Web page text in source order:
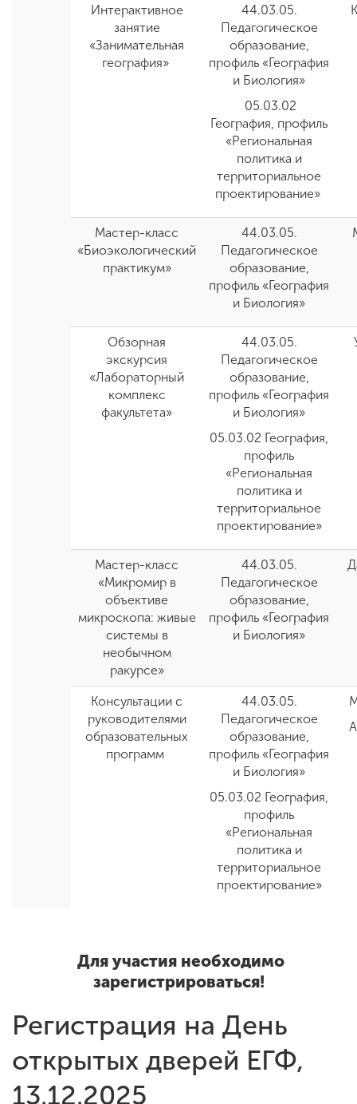
Интерактивное
занятие
«Занимательная
география»
44.03.05.
Педагогическое
образование,
профиль «География
и Биология»
05.03.02
География, профиль
«Региональная
политика и
территориальное
проектирование»
Мастер-класс
«Биоэкологический
практикум»
44.03.05.
Педагогическое
образование,
профиль «География
и Биология»
Обзорная
экскурсия
«Лабораторный
комплекс
факультета»
44.03.05.
Педагогическое
образование,
профиль «География
и Биология»
05.03.02 География,
профиль
«Региональная
политика и
территориальное
проектирование»
Мастер-класс
«Микромир в
объективе
микроскопа: живые
системы в
необычном
ракурсе»
44.03.05.
Педагогическое
образование,
профиль «География
и Биология»
Консультации с
руководителями
образовательных
программ
44.03.05.
Педагогическое
образование,
профиль «География
и Биология»
05.03.02 География,
профиль
«Региональная
политика и
территориальное
проектирование»
Для участия необходимо
зарегистрироваться!
Регистрация на День
открытых дверей ЕГФ,
13.12.2025